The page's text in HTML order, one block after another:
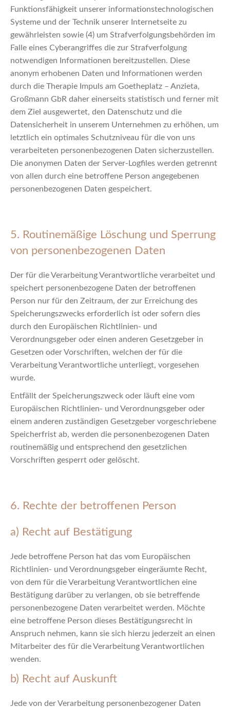
Funktionsfähigkeit unserer informationstechnologischen
Systeme und der Technik unserer Internetseite zu
gewährleisten sowie (4) um Strafverfolgungsbehörden im
Falle eines Cyberangriffes die zur Strafverfolgung
notwendigen Informationen bereitzustellen. Diese
anonym erhobenen Daten und Informationen werden
durch die Therapie Impuls am Goetheplatz – Anzieta,
Großmann GbR daher einerseits statistisch und ferner mit
dem Ziel ausgewertet, den Datenschutz und die
Datensicherheit in unserem Unternehmen zu erhöhen, um
letztlich ein optimales Schutzniveau für die von uns
verarbeiteten personenbezogenen Daten sicherzustellen.
Die anonymen Daten der Server-Logfiles werden getrennt
von allen durch eine betroffene Person angegebenen
personenbezogenen Daten gespeichert.
5. Routinemäßige Löschung und Sperrung
von personenbezogenen Daten
Der für die Verarbeitung Verantwortliche verarbeitet und
speichert personenbezogene Daten der betroffenen
Person nur für den Zeitraum, der zur Erreichung des
Speicherungszwecks erforderlich ist oder sofern dies
durch den Europäischen Richtlinien- und
Verordnungsgeber oder einen anderen Gesetzgeber in
Gesetzen oder Vorschriften, welchen der für die
Verarbeitung Verantwortliche unterliegt, vorgesehen
wurde.
Entfällt der Speicherungszweck oder läuft eine vom
Europäischen Richtlinien- und Verordnungsgeber oder
einem anderen zuständigen Gesetzgeber vorgeschriebene
Speicherfrist ab, werden die personenbezogenen Daten
routinemäßig und entsprechend den gesetzlichen
Vorschriften gesperrt oder gelöscht.
6. Rechte der betroffenen Person
a) Recht auf Bestätigung
Jede betroffene Person hat das vom Europäischen
Richtlinien- und Verordnungsgeber eingeräumte Recht,
von dem für die Verarbeitung Verantwortlichen eine
Bestätigung darüber zu verlangen, ob sie betreffende
personenbezogene Daten verarbeitet werden. Möchte
eine betroffene Person dieses Bestätigungsrecht in
Anspruch nehmen, kann sie sich hierzu jederzeit an einen
Mitarbeiter des für die Verarbeitung Verantwortlichen
wenden.
b) Recht auf Auskunft
Jede von der Verarbeitung personenbezogener Daten